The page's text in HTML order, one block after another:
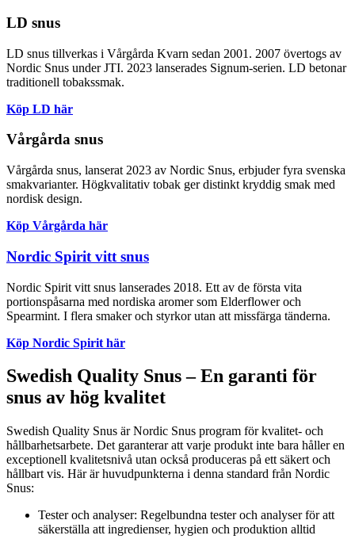
LD snus
LD snus tillverkas i Vårgårda Kvarn sedan 2001. 2007 övertogs av
Nordic Snus under JTI. 2023 lanserades Signum-serien. LD betonar
traditionell tobakssmak.
Köp LD här
Vårgårda snus
Vårgårda snus, lanserat 2023 av Nordic Snus, erbjuder fyra svenska
smakvarianter. Högkvalitativ tobak ger distinkt kryddig smak med
nordisk design.
Köp Vårgårda här
Nordic Spirit vitt snus
Nordic Spirit vitt snus lanserades 2018. Ett av de första vita
portionspåsarna med nordiska aromer som Elderflower och
Spearmint. I flera smaker och styrkor utan att missfärga tänderna.
Köp Nordic Spirit här
Swedish Quality Snus – En garanti för
snus av hög kvalitet
Swedish Quality Snus är Nordic Snus program för kvalitet- och
hållbarhetsarbete. Det garanterar att varje produkt inte bara håller en
exceptionell kvalitetsnivå utan också produceras på ett säkert och
hållbart vis. Här är huvudpunkterna i denna standard från Nordic
Snus:
Tester och analyser: Regelbundna tester och analyser för att
säkerställa att ingredienser, hygien och produktion alltid